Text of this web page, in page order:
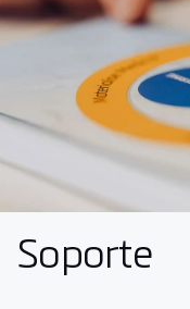
Soporte